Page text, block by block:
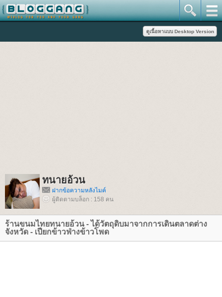
ทนายอ้วน
ฝากข้อความหลังไมค์
ผู้ติดตามบล็อก : 158 คน
ร้านขนมไทยทนายอ้วน - ได้วัตถุดิบมาจากการเดินตลาดต่าง
จังหวัด - เปียกข้าวฟ่างข้าวโพด